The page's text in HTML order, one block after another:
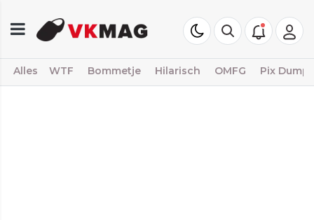
Alles WTF Bommetje Hilarisch OMFG Pix Dump